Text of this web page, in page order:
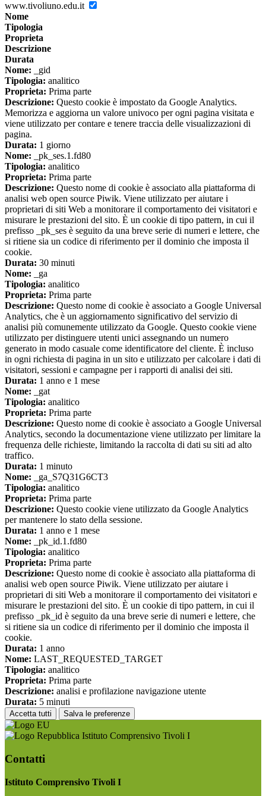
www.tivoliuno.edu.it
Nome
Tipologia
Proprieta
Descrizione
Durata
Nome: _gid
Tipologia: analitico
Proprieta: Prima parte
Descrizione: Questo cookie è impostato da Google Analytics.
Memorizza e aggiorna un valore univoco per ogni pagina visitata e
viene utilizzato per contare e tenere traccia delle visualizzazioni di
pagina.
Durata: 1 giorno
Nome: _pk_ses.1.fd80
Tipologia: analitico
Proprieta: Prima parte
Descrizione: Questo nome di cookie è associato alla piattaforma di
analisi web open source Piwik. Viene utilizzato per aiutare i
proprietari di siti Web a monitorare il comportamento dei visitatori e
misurare le prestazioni del sito. È un cookie di tipo pattern, in cui il
prefisso _pk_ses è seguito da una breve serie di numeri e lettere, che
si ritiene sia un codice di riferimento per il dominio che imposta il
cookie.
Durata: 30 minuti
Nome: _ga
Tipologia: analitico
Proprieta: Prima parte
Descrizione: Questo nome di cookie è associato a Google Universal
Analytics, che è un aggiornamento significativo del servizio di
analisi più comunemente utilizzato da Google. Questo cookie viene
utilizzato per distinguere utenti unici assegnando un numero
generato in modo casuale come identificatore del cliente. È incluso
in ogni richiesta di pagina in un sito e utilizzato per calcolare i dati di
visitatori, sessioni e campagne per i rapporti di analisi dei siti.
Durata: 1 anno e 1 mese
Nome: _gat
Tipologia: analitico
Proprieta: Prima parte
Descrizione: Questo nome di cookie è associato a Google Universal
Analytics, secondo la documentazione viene utilizzato per limitare la
frequenza delle richieste, limitando la raccolta di dati su siti ad alto
traffico.
Durata: 1 minuto
Nome: _ga_S7Q31G6CT3
Tipologia: analitico
Proprieta: Prima parte
Descrizione: Questo cookie viene utilizzato da Google Analytics
per mantenere lo stato della sessione.
Durata: 1 anno e 1 mese
Nome: _pk_id.1.fd80
Tipologia: analitico
Proprieta: Prima parte
Descrizione: Questo nome di cookie è associato alla piattaforma di
analisi web open source Piwik. Viene utilizzato per aiutare i
proprietari di siti Web a monitorare il comportamento dei visitatori e
misurare le prestazioni del sito. È un cookie di tipo pattern, in cui il
prefisso _pk_id è seguito da una breve serie di numeri e lettere, che
si ritiene sia un codice di riferimento per il dominio che imposta il
cookie.
Durata: 1 anno
Nome: LAST_REQUESTED_TARGET
Tipologia: analitico
Proprieta: Prima parte
Descrizione: analisi e profilazione navigazione utente
Durata: 5 minuti
Accetta tutti Salva le preferenze
Istituto Comprensivo Tivoli I
Contatti
Istituto Comprensivo Tivoli I